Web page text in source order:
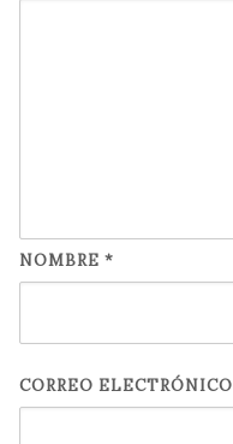
NOMBRE *
CORREO ELECTRÓNICO